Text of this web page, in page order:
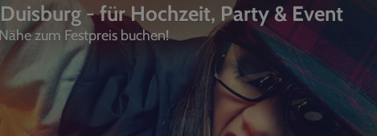
- für Hochzeit, Party & Event
zum Festpreis buchen!